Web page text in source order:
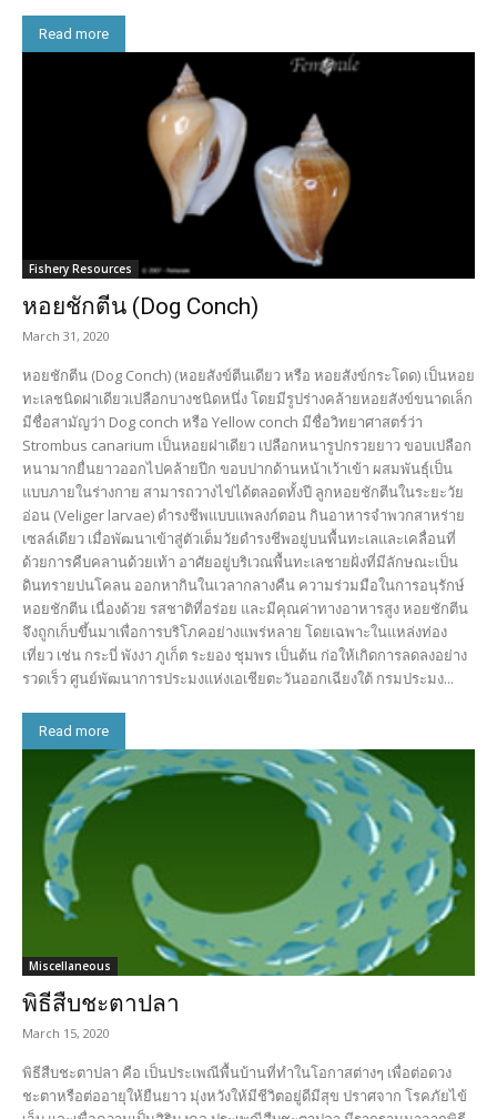
Read more
Fishery Resources
หอยชักตีน (Dog Conch)
March 31, 2020
หอยชักตีน (Dog Conch) (หอยสังข์ตีนเดียว หรือ หอยสังข์กระโดด) เป็นหอย
ทะเลชนิดฝาเดียวเปลือกบางชนิดหนึ่ง โดยมีรูปร่างคล้ายหอยสังข์ขนาดเล็ก
มีชื่อสามัญว่า Dog conch หรือ Yellow conch มีชื่อวิทยาศาสตร์ว่า
Strombus canarium เป็นหอยฝาเดียว เปลือกหนารูปกรวยยาว ขอบเปลือก
หนามากยื่นยาวออกไปคล้ายปีก ขอบปากด้านหน้าเว้าเข้า ผสมพันธุ์เป็น
แบบภายในร่างกาย สามารถวางไข่ได้ตลอดทั้งปี ลูกหอยชักตีนในระยะวัย
อ่อน (Veliger larvae) ดำรงชีพแบบแพลงก์ตอน กินอาหารจำพวกสาหร่าย
เซลล์เดียว เมื่อพัฒนาเข้าสู่ตัวเต็มวัยดำรงชีพอยู่บนพื้นทะเลและเคลื่อนที่
ด้วยการคืบคลานด้วยเท้า อาศัยอยู่บริเวณพื้นทะเลชายฝั่งที่มีลักษณะเป็น
ดินทรายปนโคลน ออกหากินในเวลากลางคืน ความร่วมมือในการอนุรักษ์
หอยชักตีน เนื่องด้วย รสชาติที่อร่อย และมีคุณค่าทางอาหารสูง หอยชักตีน
จึงถูกเก็บขึ้นมาเพื่อการบริโภคอย่างแพร่หลาย โดยเฉพาะในแหล่งท่อง
เที่ยว เช่น กระบี่ พังงา ภูเก็ต ระยอง ชุมพร เป็นต้น ก่อให้เกิดการลดลงอย่าง
รวดเร็ว ศูนย์พัฒนาการประมงแห่งเอเชียตะวันออกเฉียงใต้ กรมประมง...
Read more
Miscellaneous
พิธีสืบชะตาปลา
March 15, 2020
พิธีสืบชะตาปลา คือ เป็นประเพณีพื้นบ้านที่ทำในโอกาสต่างๆ เพื่อต่อดวง
ชะตาหรือต่ออายุให้ยืนยาว มุ่งหวังให้มีชีวิตอยู่ดีมีสุข ปราศจาก โรคภัยไข้